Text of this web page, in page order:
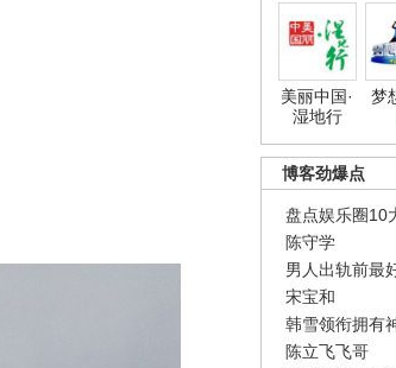
美丽中国·
湿地行
梦
博客劲爆点
盘点娱乐圈10
陈守学
男人出轨前最
宋宝和
韩雪领衔拥有
陈立飞飞哥